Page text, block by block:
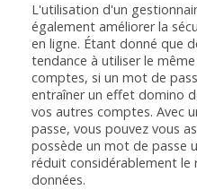
L'utilisation d'un
également améliorer la
en ligne. Étant donné que
tendance à utiliser le
comptes, si un mot de
entraîner un effet domino
vos autres comptes. Avec
passe, vous pouvez vous
possède un mot de passe
réduit considérablement le
données.